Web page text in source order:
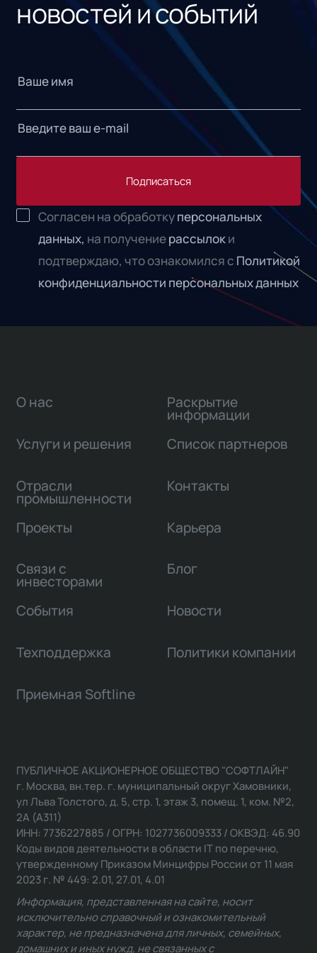
новостей и событий
Подписаться
Согласен на обработкуперсональных
данных, на получениерассылоки
подтверждаю, что ознакомился с Политикой
конфиденциальности персональных данных
О нас
Услуги и решения
Отрасли
промышленности
Проекты
Связи с
инвесторами
Раскрытие
информации
Список партнеров
Контакты
Карьера
Блог
События Новости
Техподдержка Политики компании
Приемная Softline
ПУБЛИЧНОЕ АКЦИОНЕРНОЕ ОБЩЕСТВО "СОФТЛАЙН"
г. Москва, вн.тер. г. муниципальный округ Хамовники,
ул Льва Толстого, д. 5, стр. 1, этаж 3, помещ. 1, ком. №2,
2А (А311)
ИНН: 7736227885 / ОГРН: 1027736009333 / ОКВЭД: 46.90
Коды видов деятельности в области IT по перечню,
утвержденному Приказом Минцифры России от 11 мая
2023 г. № 449: 2.01, 27.01, 4.01
Информация, представленная на сайте, носит
исключительно справочный и ознакомительный
характер, не предназначена для личных, семейных,
домашних и иных нужд, не связанных с